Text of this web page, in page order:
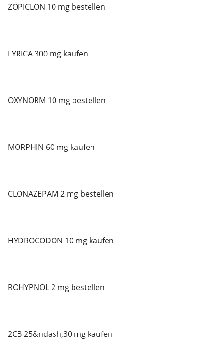
ZOPICLON 10 mg bestellen
LYRICA 300 mg kaufen
OXYNORM 10 mg bestellen
MORPHIN 60 mg kaufen
CLONAZEPAM 2 mg bestellen
HYDROCODON 10 mg kaufen
ROHYPNOL 2 mg bestellen
2CB 25&ndash;30 mg kaufen